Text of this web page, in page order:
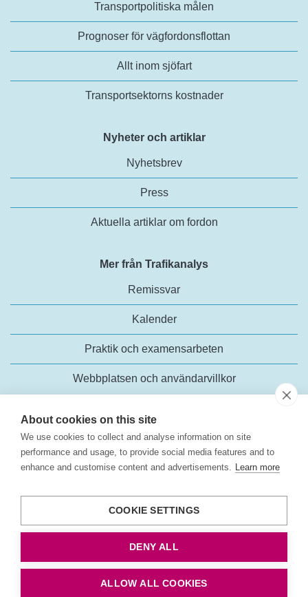
About cookies on this site
We use cookies to collect and analyse information on site
performance and usage, to provide social media features and to
enhance and customise content and advertisements. Learn more
COOKIE SETTINGS
DENY ALL
ALLOW ALL COOKIES
Transportpolitiska målen
Prognoser för vägfordonsflottan
Allt inom sjöfart
Transportsektorns kostnader
Nyheter och artiklar
Nyhetsbrev
Press
Aktuella artiklar om fordon
Mer från Trafikanalys
Remissvar
Kalender
Praktik och examensarbeten
Webbplatsen och användarvillkor
Rosenlundsgatan 54
118 63 Stockholm
+46 (0)10-414 42 00